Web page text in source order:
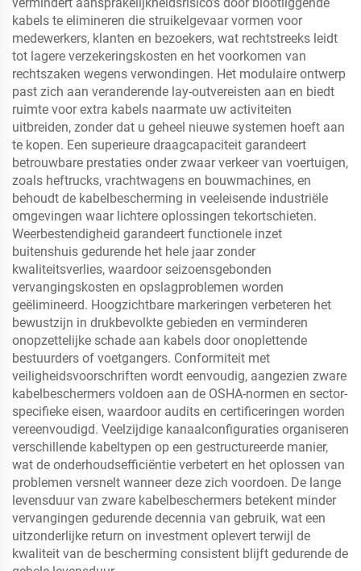
kabels te elimineren die struikelgevaar vormen voor
medewerkers, klanten en bezoekers, wat rechtstreeks leidt
tot lagere verzekeringskosten en het voorkomen van
rechtszaken wegens verwondingen. Het modulaire ontwerp
past zich aan veranderende lay-outvereisten aan en biedt
ruimte voor extra kabels naarmate uw activiteiten
uitbreiden, zonder dat u geheel nieuwe systemen hoeft aan
te kopen. Een superieure draagcapaciteit garandeert
betrouwbare prestaties onder zwaar verkeer van voertuigen,
zoals heftrucks, vrachtwagens en bouwmachines, en
behoudt de kabelbescherming in veeleisende industriële
omgevingen waar lichtere oplossingen tekortschieten.
Weerbestendigheid garandeert functionele inzet
buitenshuis gedurende het hele jaar zonder
kwaliteitsverlies, waardoor seizoensgebonden
vervangingskosten en opslagproblemen worden
geëlimineerd. Hoogzichtbare markeringen verbeteren het
bewustzijn in drukbevolkte gebieden en verminderen
onopzettelijke schade aan kabels door onoplettende
bestuurders of voetgangers. Conformiteit met
veiligheidsvoorschriften wordt eenvoudig, aangezien zware
kabelbeschermers voldoen aan de OSHA-normen en sector-
specifieke eisen, waardoor audits en certificeringen worden
vereenvoudigd. Veelzijdige kanaalconfiguraties organiseren
verschillende kabeltypen op een gestructureerde manier,
wat de onderhoudsefficiëntie verbetert en het oplossen van
problemen versnelt wanneer deze zich voordoen. De lange
levensduur van zware kabelbeschermers betekent minder
vervangingen gedurende decennia van gebruik, wat een
uitzonderlijke return on investment oplevert terwijl de
kwaliteit van de bescherming consistent blijft gedurende de